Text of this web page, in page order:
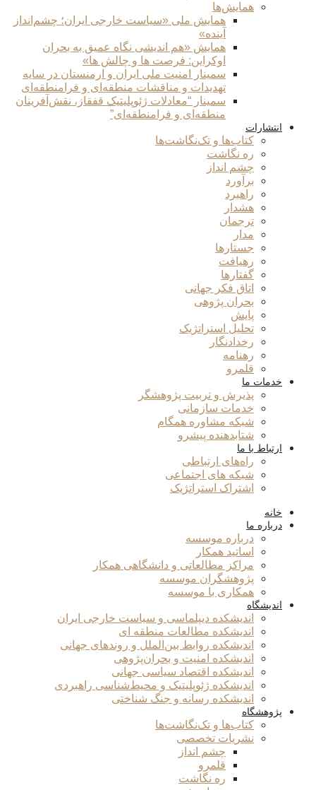
همایش‌ها
همایش ملی «سیاست خارجی ایران؛ چشم‌انداز
آینده»
همایش «هم اندیشی نگاه عمیق به بحران
اوکراین: فرصت ها و چالش ها»
سمینار امنیت ملی ایران و ارمنستان در سایه
تهدیدات و مناقشات منطقه‌ای و فرامنطقه‌ای
سمینار “معادلات ژئوپلیتیک قفقاز، نقش‌آفرینان
منطقه‌ای و فرامنطقه‌ای”
انتشارات
کتاب‌ها و تک‌نگاشت‌ها
ره نگاشت
چشم انداز
برآورد
راهبرد
هشدار
ترجمان
مدار
جستارها
رهیافت
گفتارها
اتاق فکر جهانی
بحران پژوهی
پایش
تحلیل استراتژیک
رخدادنگار
رهنامه
قلمرو
خدمات ما
پذیرش و تربیت پژوهشگر
خدمات سازمانی
شبکه مشاوره همگام
شتابدهنده پیشرو
ارتباط با ما
راه‌های ارتباطی
شبکه های اجتماعی
اشتراک استراتژیک
خانه
درباره ما
درباره موسسه
اساتید همکار
مراکز مطالعاتی و دانشگاهی همکار
پژوهشگران موسسه
همکاری با موسسه
اندیشگاه
اندیشکده دیپلماسی و سیاست خارجی ایران
اندیشکده مطالعات منطقه ای
اندیشکده روابط بین‌الملل و روندهای جهانی
اندیشکده امنیت و بحران‌پژوهی
اندیشکده اقتصاد سیاسی جهانی
اندیشکده ژئوپلیتیک و محیط‌شناسی راهبردی
اندیشکده رسانه و جنگ شناختی
پژوهشگاه
کتاب‌ها و تک‌نگاشت‌ها
نشریات تخصصی
چشم انداز
قلمرو
ره نگاشت